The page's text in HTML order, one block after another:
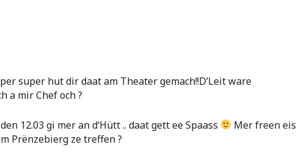
super hut dir daat am Theater gemach!!D’Leit ware
a mir Chef och ?
12.03 gi mer an d‘Hütt .. daat gett ee Spaass
Mer freen eis
Prënzebierg ze treffen ?